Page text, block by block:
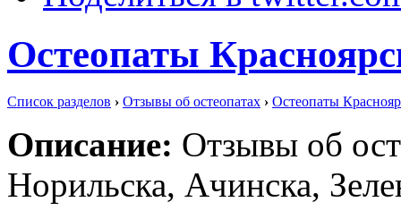
Остеопаты
Список разделов › Отзывы об остеопатах › Остеопаты
Описание: Отзывы об
Норильска, Ачинска,